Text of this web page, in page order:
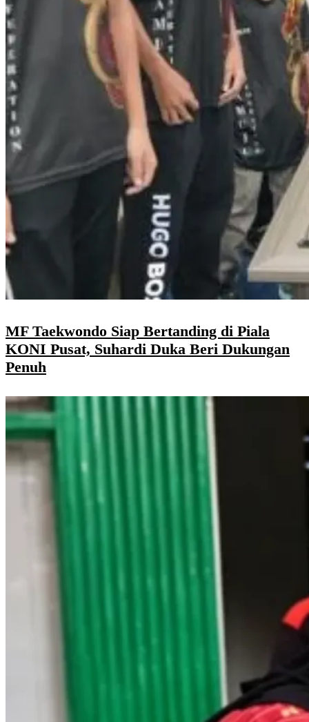
MF Taekwondo Siap Bertanding di Piala
KONI Pusat, Suhardi Duka Beri Dukungan
Penuh